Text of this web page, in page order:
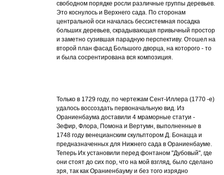
свободном порядке росли различные группы деревьев.
Это коснулось и Верхнего сада. По сторонам
центральной оси началась бессистемная посадка
больших деревьев, скрадывающая привычный простор
и заметно сузившая парадную перспективу. Отошел на
второй план фасад Большого дворца, на которого - то
и была сосрентирована вся композиция.
Только в 1729 году, по чертежам Сент-Иллера (1770 -е)
удалось воссоздать первоначальную вид. Из
Ораниенбаума доставили 4 мраморные статуи -
Зефир, Флора, Помона и Вертумн, выполненные в
1748 году венецианским скульптором Д. Бонацца и
предназначенных для Нижнего сада в Ораниенбауме.
Теперь Их установили перед фонтаном "Дубовый", где
они стоят до сих пор, что на мой взгляд, было сделано
зря, так как Ораниенбауму и без того изрядно